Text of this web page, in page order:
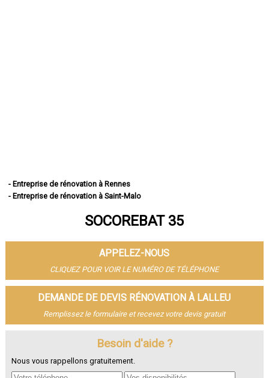
- Entreprise de rénovation à Rennes
- Entreprise de rénovation à Saint-Malo
- Entreprise de rénovation à Vitré
- Entreprise de rénovation à Cesson-Sévigné
- Entreprise de rénovation à Dinard
- Entreprise de rénovation à Betton
- Entreprise de rénovation à Saint-Jacques-de-la-Lande
- Entreprise de rénovation à Redon
- Entreprise de rénovation à Pacé
- Entreprise de rénovation à Saint-Grégoire
- Entreprise de rénovation à Janzé
- Entreprise de rénovation à Le Rheu
SOCOREBAT 35
APPELEZ-NOUS
CLIQUEZ POUR VOIR LE NUMÉRO DE TÉLÉPHONE
DEMANDE DE DEVIS RÉNOVATION À LALLEU
Remplissez le formulaire et recevez votre devis gratuit
Besoin d'aide ?
Nous vous rappellons gratuitement.